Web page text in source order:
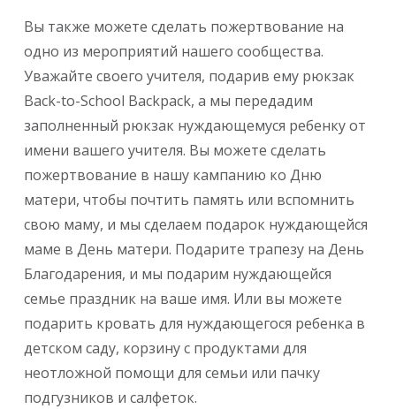
Вы также можете сделать пожертвование на
одно из мероприятий нашего сообщества.
Уважайте своего учителя, подарив ему рюкзак
Back-to-School Backpack, а мы передадим
заполненный рюкзак нуждающемуся ребенку от
имени вашего учителя. Вы можете сделать
пожертвование в нашу кампанию ко Дню
матери, чтобы почтить память или вспомнить
свою маму, и мы сделаем подарок нуждающейся
маме в День матери. Подарите трапезу на День
Благодарения, и мы подарим нуждающейся
семье праздник на ваше имя. Или вы можете
подарить кровать для нуждающегося ребенка в
детском саду, корзину с продуктами для
неотложной помощи для семьи или пачку
подгузников и салфеток.